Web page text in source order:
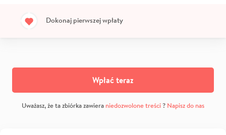
Dokonaj pierwszej wpłaty
Wpłać teraz
Uważasz, że ta zbiórka zawiera niedozwolone treści? Napisz do nas